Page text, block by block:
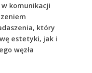
w komunikacji
który
estetyki, jak i
węzła